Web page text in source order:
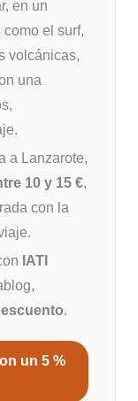
en un
el surf,
volcánicas,
una
a Lanzarote,
10 y 15 €,
con la
IATI
.
un 5 %